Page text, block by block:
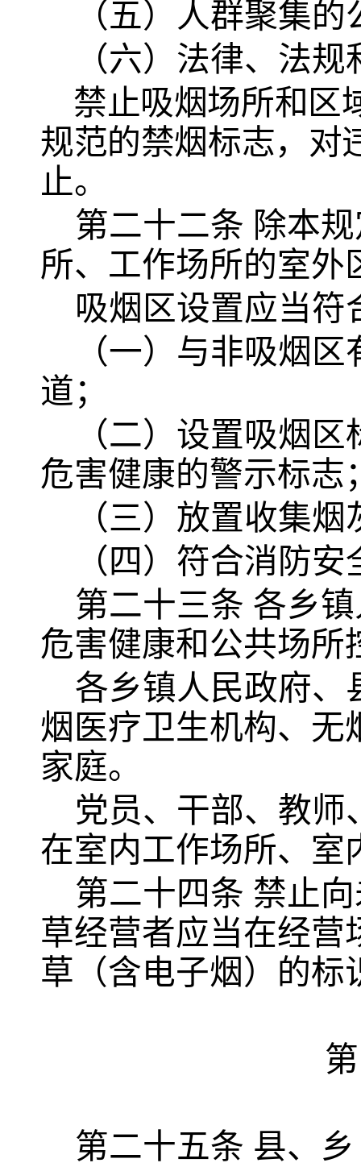
（五）人群聚集
（六）法律、法
禁止吸烟场所和区
规范的禁烟标志，对
止。
第二十二条 除本
所、工作场所的室外
吸烟区设置应当符
（一）与非吸烟
道；
（二）设置吸烟
危害健康的警示标志
（三）放置收集
（四）符合消防
第二十三条 各乡
危害健康和公共场所
各乡镇人民政府、
烟医疗卫生机构、无
家庭。
党员、干部、教师
在室内工作场所、室
第二十四条 禁止
草经营者应当在经营
草（含电子烟）的标
第二十五条 县、